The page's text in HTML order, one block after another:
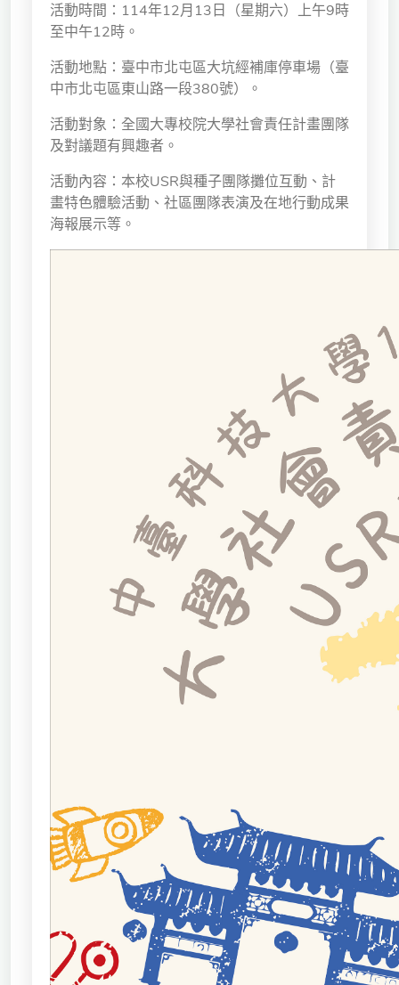
活動時間：114年12月13日（星期六）上午9時
至中午12時。
活動地點：臺中市北屯區大坑經補庫停車場（臺
中市北屯區東山路一段380號）。
活動對象：全國大專校院大學社會責任計畫團隊
及對議題有興趣者。
活動內容：本校USR與種子團隊攤位互動、計
畫特色體驗活動、社區團隊表演及在地行動成果
海報展示等。